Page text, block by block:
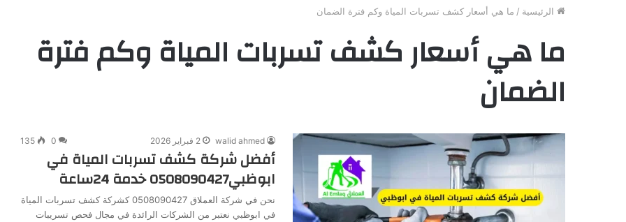
الرئيسية / ما هي أسعار كشف تسربات المياة وكم فترة الضمان
ما هي أسعار كشف تسربات المياة وكم فترة
الضمان
walid ahmed 2 فبراير 2026 0
135
أفضل شركة كشف تسربات المياة في
ابوظبي0508090427 خدمة 24ساعة
نحن في شركة العملاق 0508090427 كشركة كشف تسربات المياة
في ابوظبي نعتبر من الشركات الرائدة في مجال فحص تسريبات